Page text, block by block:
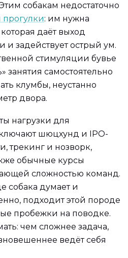
собакам недостаточно
: им нужна
даёт выход
и задействует острый ум.
стимуляции бувье
занятия самостоятельно
клумбы, неустанно
двора.
нагрузки для
шюцхунд и IPO-
трекинг и нозворк,
обычные курсы
сложностью команд.
собака думает и
подходит этой породе
пробежки на поводке.
чем сложнее задача,
ведёт себя